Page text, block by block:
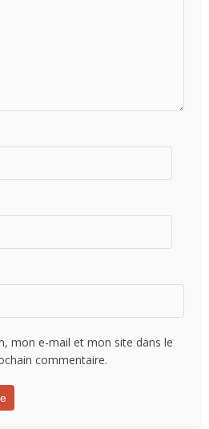
mon e-mail et mon site dans le
commentaire.